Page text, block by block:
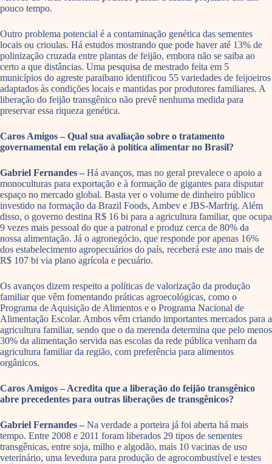
pouco tempo.
Outro problema potencial é a contaminação genética das sementes
locais ou crioulas. Há estudos mostrando que pode haver até 13% de
polinização cruzada entre plantas de feijão, embora não se saiba ao
certo a que distâncias. Uma pesquisa de mestrado feita em 5
municípios do agreste paraibano identificou 55 variedades de feijoeiros
adaptados às condições locais e mantidas por produtores familiares. A
liberação do feijão transgênico não prevê nenhuma medida para
preservar essa riqueza genética.
Caros Amigos – Qual sua avaliação sobre o tratamento
governamental em relação à política alimentar no Brasil?
Gabriel Fernandes – Há avanços, mas no geral prevalece o apoio a
monoculturas para exportação e à formação de gigantes para disputar
espaço no mercado global. Basta ver o volume de dinheiro público
investido na formação da Brazil Foods, Ambev e JBS-Marfrig. Além
disso, o governo destina R$ 16 bi para a agricultura familiar, que ocupa
9 vezes mais pessoal do que a patronal e produz cerca de 80% da
nossa alimentação. Já o agronegócio, que responde por apenas 16%
dos estabelecimento agropecuários do país, receberá este ano mais de
R$ 107 bi via plano agrícola e pecuário.
Os avanços dizem respeito a políticas de valorização da produção
familiar que vêm fomentando práticas agroecológicas, como o
Programa de Aquisição de Alimentos e o Programa Nacional de
Alimentação Escolar. Ambos vêm criando importantes mercados para a
agricultura familiar, sendo que o da merenda determina que pelo menos
30% da alimentação servida nas escolas da rede pública venham da
agricultura familiar da região, com preferência para alimentos
orgânicos.
Caros Amigos – Acredita que a liberação do feijão transgênico
abre precedentes para outras liberações de transgênicos?
Gabriel Fernandes – Na verdade a porteira já foi aberta há mais
tempo. Entre 2008 e 2011 foram liberados 29 tipos de sementes
transgênicas, entre soja, milho e algodão, mais 10 vacinas de uso
veterinário, uma levedura para produção de agrocombustível e testes